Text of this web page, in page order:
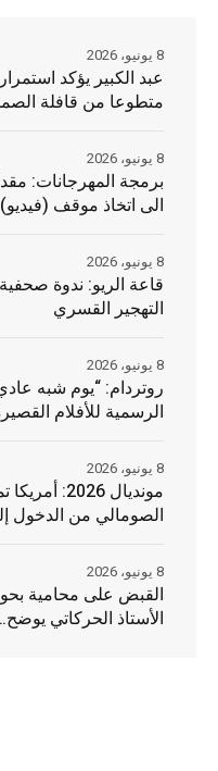
متطوعا من قافلة
8 يونيو، 2026
برمجة المهرجانات:
الى اتخاذ موقف (فيديو)
8 يونيو، 2026
قاعة الريو: ندوة
التهجير القسري
8 يونيو، 2026
روتردام: “يوم شبه
الرسمية للأفلام
8 يونيو، 2026
مونديال
الصومالي من الدخول
8 يونيو، 2026
القبض على محامية
الأستاذ الحركاتي
8 يونيو، 2026